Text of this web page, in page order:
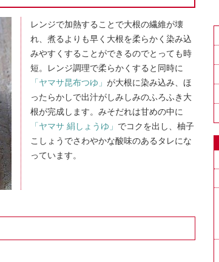
レンジで加熱することで大根の繊維が壊
れ、煮るよりも早く大根を柔らかく染み込
みやすくすることができるのでとっても時
短。レンジ調理で柔らかくすると同時に
「ヤマサ昆布つゆ」が大根に染み込み、ほ
ったらかしで出汁がしみしみのふろふき大
根が完成します。みそだれは甘めの中に
「ヤマサ 絹しょうゆ」 でコクを出し、柚子
こしょうでさわやかな酸味のあるタレにな
っています。